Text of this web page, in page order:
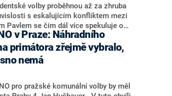
byla ještě hodná. Decroix se také
porážce koalice Spolu či promluvila o
Martina Kuby.
volby proběhnou až za zhruba
s eskalujícím konfliktem mezi
Pavlem se čím dál více spekuluje o
bitvy o Hrad mohla vyslat současná
političtí komentátoři znovu vytahují
Andreje Babiše (ANO). Jak moc je
že se v prezidentských volbách 2028
souboj z roku 2023?
v Praze: Náhradního
primátora zřejmě vybralo,
nemá
pro pražské komunální volby by měl